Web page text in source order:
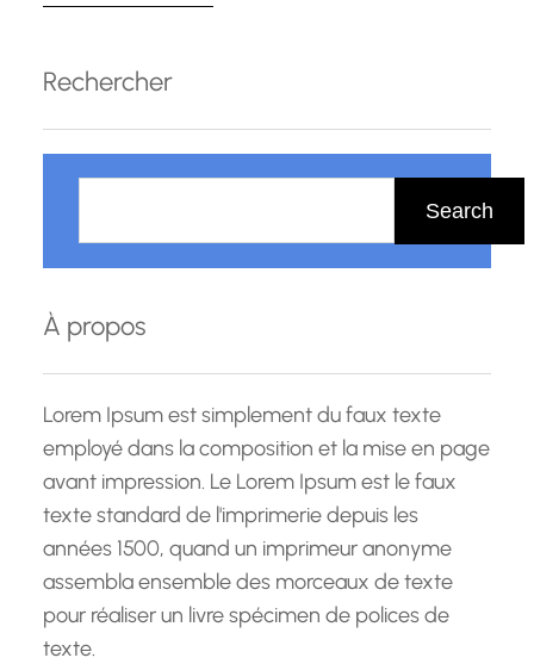
entreprise ou une grande entreprise, investir
dans le développement des compétences de
Rechercher
h
r
c
h
Search
À propos
Lorem Ipsum est simplement du faux texte
employé dans la composition et la mise en page
avant impression. Le Lorem Ipsum est le faux
texte standard de l'imprimerie depuis les
années 1500, quand un imprimeur anonyme
assembla ensemble des morceaux de texte
pour réaliser un livre spécimen de polices de
texte.